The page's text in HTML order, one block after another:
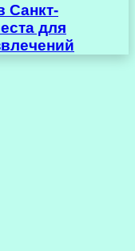
Санкт-
для